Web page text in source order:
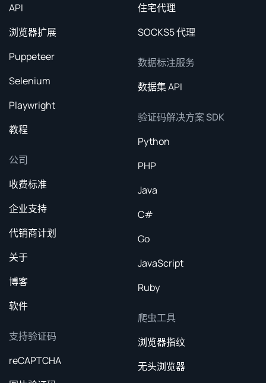
API
浏览器扩展
Puppeteer
Selenium
Playwright
教程
公司
收费标准
企业支持
代销商计划
关于
博客
软件
支持验证码
reCAPTCHA
住宅代理
SOCKS5 代理
数据标注服务
数据集 API
验证码解决方案 SDK
Python
PHP
Java
C#
Go
JavaScript
Ruby
爬虫工具
浏览器指纹
无头浏览器